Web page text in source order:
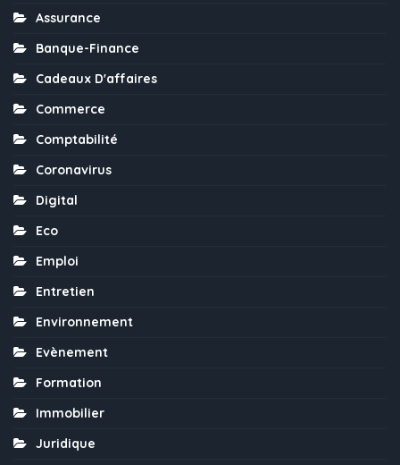
Assurance
Banque-Finance
Cadeaux D'affaires
Commerce
Comptabilité
Coronavirus
Digital
Eco
Emploi
Entretien
Environnement
Evènement
Formation
Immobilier
Juridique